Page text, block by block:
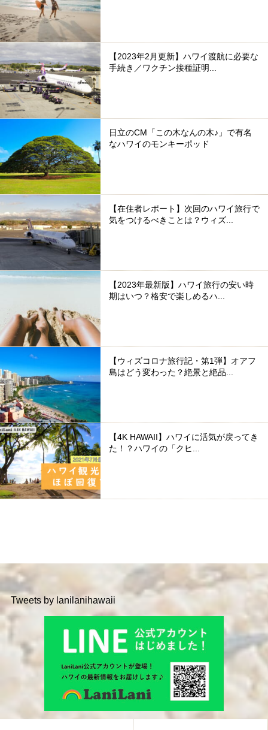
【2023年2月更新】ハワイ渡航に必要な
手続き／ワクチン接種証明...
日立のCM「この木なんの木♪」で有名
なハワイのモンキーポッド
【在住者レポート】次回のハワイ旅行で
気をつけるべきことは？ウィズ...
【2023年最新版】ハワイ旅行の安い時
期はいつ？格安で楽しめるハ...
【ウィズコロナ旅行記・第1弾】オアフ
島はどう変わった？絶景と絶品...
【4K HAWAII】ハワイに活気が戻ってき
た！？ハワイの「クヒ...
Tweets by lanilanihawaii